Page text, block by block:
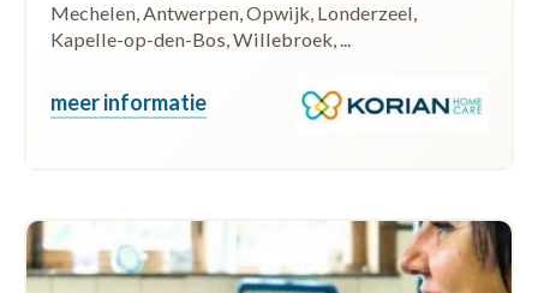
Mechelen, Antwerpen, Opwijk, Londerzeel,
Kapelle-op-den-Bos, Willebroek, ...
meer informatie